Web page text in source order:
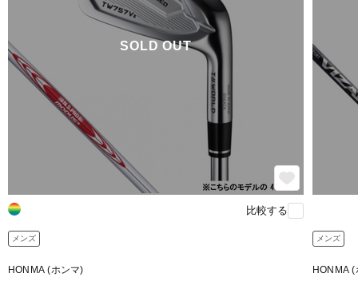
SOLD OUT
比較する
メンズ
HONMA (ホンマ)
メンズ
HONMA